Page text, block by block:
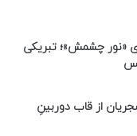
«نور چشمش»؛ تبریکی
از قاب دوربینِ